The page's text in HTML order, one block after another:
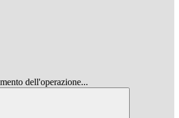
dell'operazione...